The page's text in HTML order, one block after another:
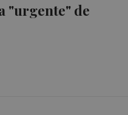
"urgente" de